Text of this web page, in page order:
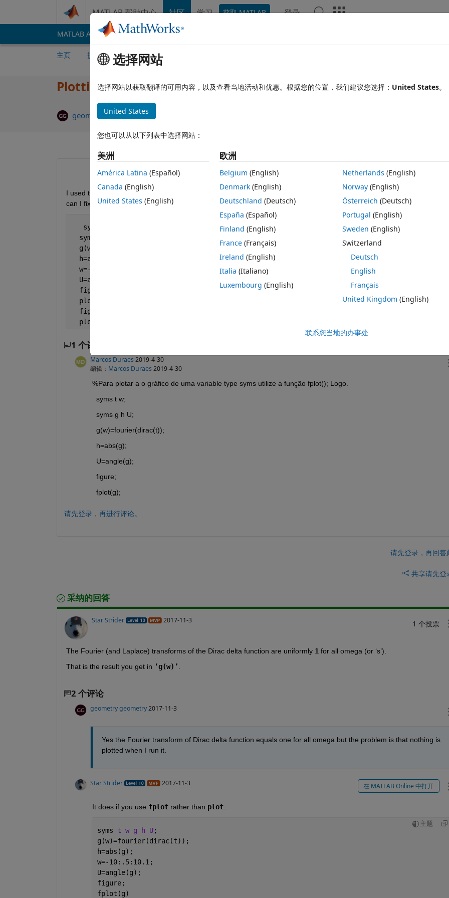
MATLAB 帮助中心 社区 学习 获取 MATLAB 登录
MATLAB Answers File Exchange
主页 提问 回答 浏览
Plotting dirac delta function's spectrum
geometry geometry 2017 11 3
在 MATLAB Online 中打开 0 个投票
I used the following code to plot the spectrum of some functions. but it doesn't work for the function dirac(t-t0) at t0=0.
can I fix it?
   syms
  syms
  g(w)=fourier(dirac(t));
  h=abs(g);
  w=-10:.5:10.1;
  U=angle(g);
  figure;
  plot(w, subs(h));
  figure;
  plot(w,subs(U));
1 个评论
Marcos Duraes 2019-4-30
编辑： Marcos Duraes 2019-4-30
%Para plotar a o gráfico de uma variable type syms utilize a função fplot(); Logo.
  syms t w;
  syms g h U;
  g(w)=fourier(dirac(t));
  h=abs(g);
  U=angle(g);
  figure;
  fplot(g);
请先登录，再进行评论。
请先登录，再回答
共享请先登
采纳的回答
Star Strider 2017-11-3 1 个投票
The Fourier (and Laplace) transforms of the Dirac delta function are uniformly 1 for all omega (or ‘s’).
That is the result you get in ‘g(w)’.
2 个评论
geometry geometry 2017-11-3
Yes the Fourier transform of Dirac delta function equals one for all omega but the problem is that nothing is
plotted when I run it.
Star Strider 2017-11-3 在 MATLAB Online 中打开
It does if you use fplot rather than plot:
主题
syms t w g h U;
g(w)=fourier(dirac(t));
h=abs(g);
w=-10:.5:10.1;
U=angle(g);
figure;
fplot(g)
选择网站
选择网站以获取翻译的可用内容，以及查看当地活动和优惠。根据您的位置，我们建议您选择： United States。
United States
您也可以从以下列表中选择网站：
美洲
América Latina (Español)
Canada (English)
United States (English)
欧洲
Belgium (English)
Denmark (English)
Deutschland (Deutsch)
España (Español)
Finland (English)
France (Français)
Ireland (English)
Italia (Italiano)
Luxembourg (English)
Netherlands (English)
Norway(English)
Österreich (Deutsch)
Portugal (English)
Sweden (English)
Switzerland
Deutsch
English
Français
United Kingdom (English)
联系您当地的办事处